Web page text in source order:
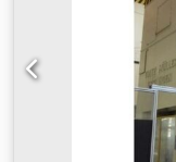
вытяжной подушки
ползуна 2500 x
1100 мм Объем
Габаритные
Cjdpezrptzofx
выпуска 1974 -
новый шкаф